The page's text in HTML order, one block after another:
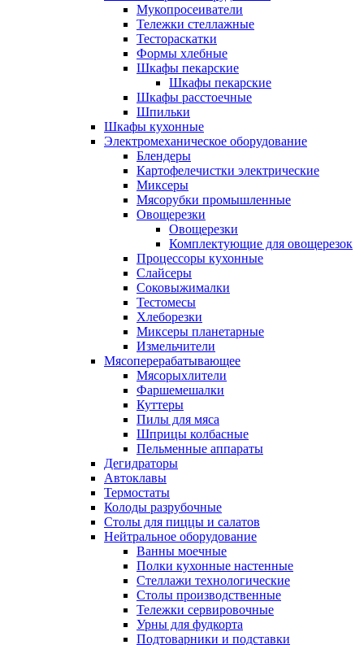
Мукопросеиватели
Тележки стеллажные
Тестораскатки
Формы хлебные
Шкафы пекарские
Шкафы пекарские
Шкафы расстоечные
Шпильки
Шкафы кухонные
Электромеханическое оборудование
Блендеры
Картофелечистки электрические
Миксеры
Мясорубки промышленные
Овощерезки
Овощерезки
Комплектующие для овощерезок
Процессоры кухонные
Слайсеры
Соковыжималки
Тестомесы
Хлеборезки
Миксеры планетарные
Измельчители
Мясоперерабатывающее
Мясорыхлители
Фаршемешалки
Куттеры
Пилы для мяса
Шприцы колбасные
Пельменные аппараты
Дегидраторы
Автоклавы
Термостаты
Колоды разрубочные
Столы для пиццы и салатов
Нейтральное оборудование
Ванны моечные
Полки кухонные настенные
Стеллажи технологические
Столы производственные
Тележки сервировочные
Урны для фудкорта
Подтоварники и подставки